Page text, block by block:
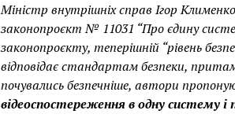
Міністр внутрішніх справ Ігор
законопроєкт № 11031 “Про єдину
законопроєкту, теперішній “рівень
відповідає стандартам безпеки,
почувались безпечніше, автори
відеоспостереження в одну систему